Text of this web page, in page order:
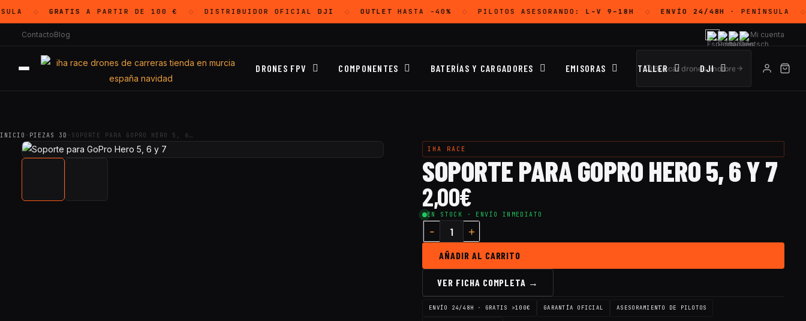
GRATISA PARTIR DE 100 € DISTRIBUIDOR OFICIAL DJI OUTLET HASTA -40% PILOTOS ASESORANDO: L–V 9–18H ENVÍO 24/48H· PENÍNSULA
ContactoBlog Mi cuenta
DRONES FPV COMPONENTES BATERÍAS Y CARGADORES EMISORAS TALLER DJI
INICIO · PIEZAS 3D · SOPORTE PARA GOPRO HERO 5, 6…
IHA RACE
SOPORTE PARA GOPRO HERO 5, 6 Y 7
2,00€
EN STOCK · ENVÍO INMEDIATO
AÑADIR AL CARRITO
VER FICHA COMPLETA →
ENVÍO 24/48H · GRATIS >100€ GARANTÍA OFICIAL ASESORAMIENTO DE PILOTOS